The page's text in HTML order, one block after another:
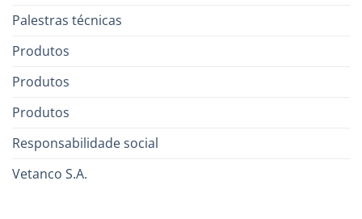
Palestras técnicas
Produtos
Produtos
Produtos
Responsabilidade social
Vetanco S.A.